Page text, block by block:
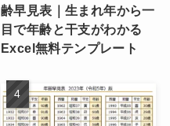
齢早見表｜生まれ年から一
目で年齢と干支がわかる
Excel無料テンプレート